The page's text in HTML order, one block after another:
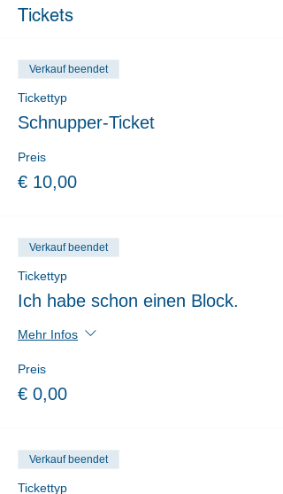
Tickets
Verkauf beendet
Tickettyp
Schnupper-Ticket
Preis
€ 10,00
Verkauf beendet
Tickettyp
Ich habe schon einen Block.
Mehr Infos
Preis
€ 0,00
Verkauf beendet
Tickettyp